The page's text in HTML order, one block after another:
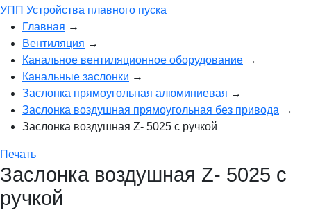
УПП Устройства плавного пуска
Главная →
Вентиляция →
Канальное вентиляционное оборудование →
Канальные заслонки →
Заслонка прямоугольная алюминиевая →
Заслонка воздушная прямоугольная без привода →
Заслонка воздушная Z- 5025 с ручкой
Печать
Заслонка воздушная Z- 5025 с
ручкой